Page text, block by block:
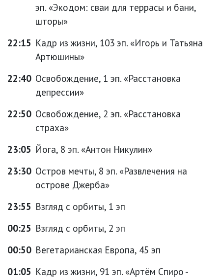
эп. «Экодом: сваи для террасы и бани,
шторы»
22:15 Кадр из жизни, 103 эп. «Игорь и Татьяна
Артюшины»
22:40 Освобождение, 1 эп. «Расстановка
депрессии»
22:50 Освобождение, 2 эп. «Расстановка
страха»
23:05 Йога, 8 эп. «Антон Никулин»
23:30 Остров мечты, 8 эп. «Развлечения на
острове Джерба»
23:55 Взгляд с орбиты, 1 эп
00:25 Взгляд с орбиты, 2 эп
00:50 Вегетарианская Европа, 45 эп
01:05 Кадр из жизни, 91 эп. «Артём Спиро -